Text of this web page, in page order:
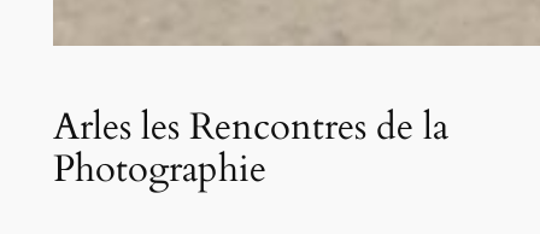
Arles les Rencontres de la
Photographie